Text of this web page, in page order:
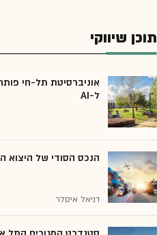
תוכן שיווקי
אוניברסיטת תל-חי
ל-AI
הנכס הסודי של היצוא
דניאל איסלר